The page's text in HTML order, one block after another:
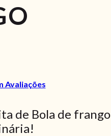
Avaliações
de Bola de frango